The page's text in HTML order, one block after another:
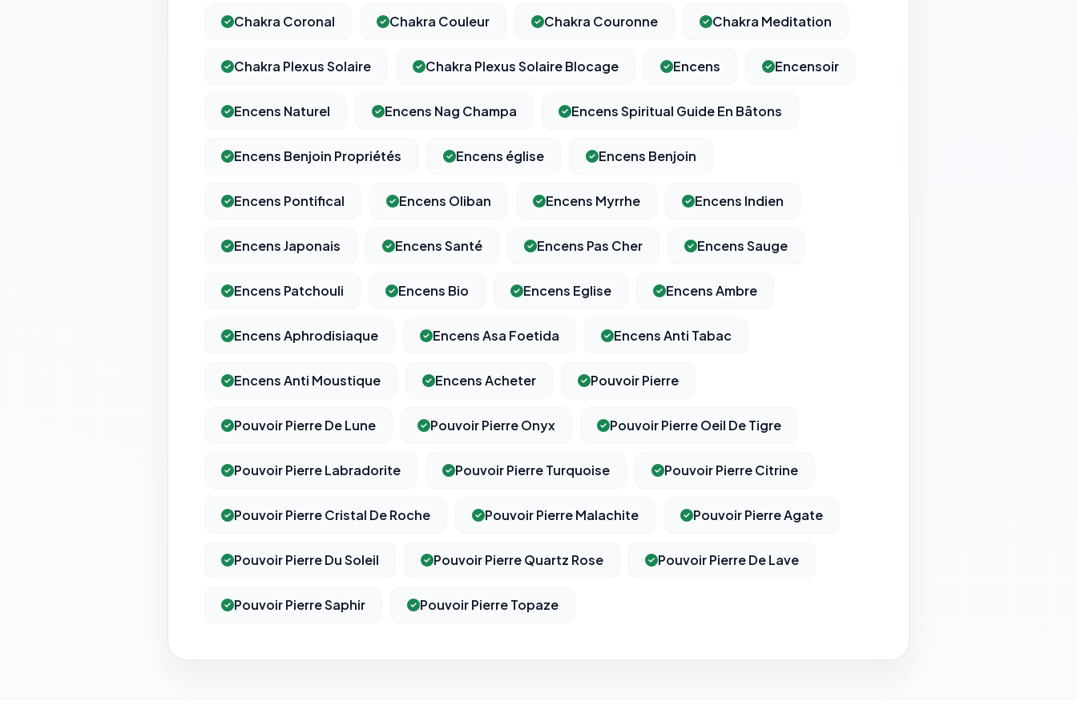
Chakra Coronal Chakra Couleur Chakra Couronne Chakra Meditation
Chakra Plexus Solaire Chakra Plexus Solaire Blocage Encens Encensoir
Encens Naturel Encens Nag Champa Encens Spiritual Guide En Bâtons
Encens Benjoin Propriétés Encens église Encens Benjoin
Encens Pontifical Encens Oliban Encens Myrrhe Encens Indien
Encens Japonais Encens Santé Encens Pas Cher Encens Sauge
Encens Patchouli Encens Bio Encens Eglise Encens Ambre
Encens Aphrodisiaque Encens Asa Foetida Encens Anti Tabac
Encens Anti Moustique Encens Acheter Pouvoir Pierre
Pouvoir Pierre De Lune Pouvoir Pierre Onyx Pouvoir Pierre Oeil De Tigre
Pouvoir Pierre Labradorite Pouvoir Pierre Turquoise Pouvoir Pierre Citrine
Pouvoir Pierre Cristal De Roche Pouvoir Pierre Malachite Pouvoir Pierre Agate
Pouvoir Pierre Du Soleil Pouvoir Pierre Quartz Rose Pouvoir Pierre De Lave
Pouvoir Pierre Saphir Pouvoir Pierre Topaze